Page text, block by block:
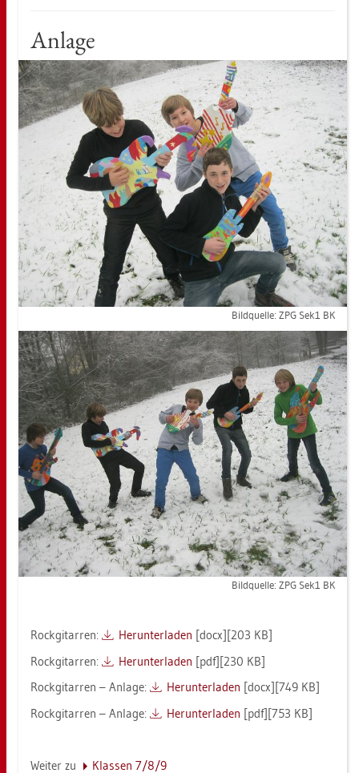
An­la­ge
Bild­quel­le: ZPG Sek1 BK
Bild­quel­le: ZPG Sek1 BK
Rock­gi­tar­ren: Her­un­ter­la­den [docx][203 KB]
Rock­gi­tar­ren:
Her­un­ter­la­den [pdf][230 KB]
Rock­gi­tar­ren – An­la­ge:
Her­un­ter­la­den [docx][749 KB]
Rock­gi­tar­ren – An­la­ge:
Her­un­ter­la­den [pdf][753 KB]
Wei­ter zu Klas­sen 7/8/9